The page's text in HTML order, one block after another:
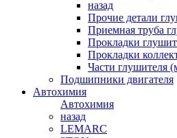
назад
Прочие детали
Приемная труба
Прокладки
Прокладки
Части глушителя
Подшипники двигателя
Автохимия
Автохимия
назад
LEMARC